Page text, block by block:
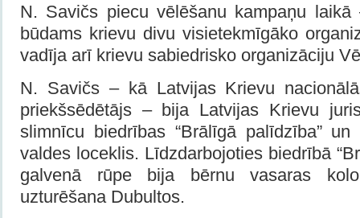
N. Savičs piecu vēlēšanu kampaņu
būdams krievu divu visietekmīgāko
vadīja arī krievu sabiedrisko organizāciju
N. Savičs – kā Latvijas Krievu
priekšsēdētājs – bija Latvijas Krievu
slimnīcu biedrības “Brālīgā palīdzība”
valdes loceklis. Līdzdarbojoties biedrībā
galvenā rūpe bija bērnu vasaras
uzturēšana Dubultos.